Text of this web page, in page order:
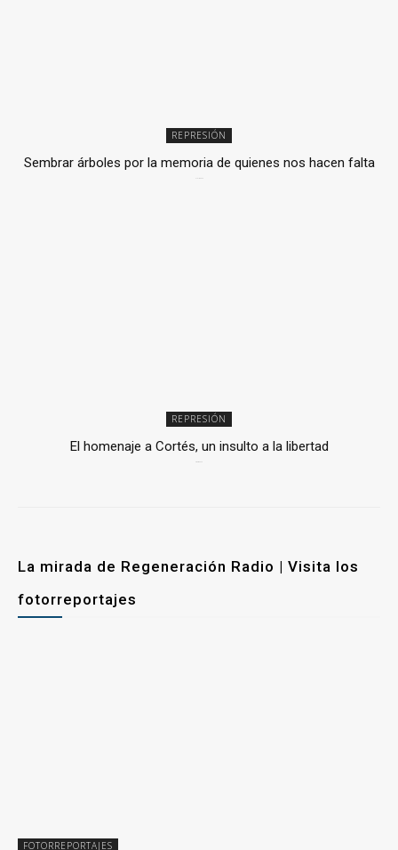
REPRESIÓN
Sembrar árboles por la memoria de quienes nos hacen falta
REPRESIÓN
El homenaje a Cortés, un insulto a la libertad
La mirada de Regeneración Radio | Visita los
fotorreportajes
FOTORREPORTAJES